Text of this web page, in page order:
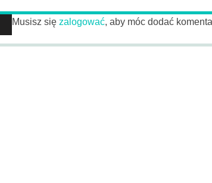
Musisz sięzalogować, aby móc dodać